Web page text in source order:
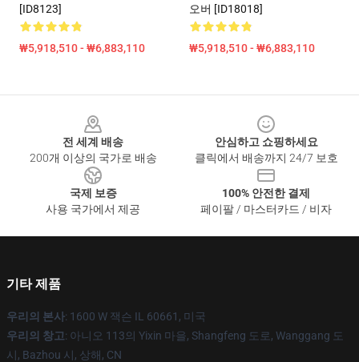
[ID8123]
₩5,918,510 - ₩6,883,110
오버 [ID18018]
₩5,918,510 - ₩6,883,110
전 세계 배송
200개 이상의 국가로 배송
안심하고 쇼핑하세요
클릭에서 배송까지 24/7 보호
국제 보증
사용 국가에서 제공
100% 안전한 결제
페이팔 / 마스터카드 / 비자
기타 제품
우리의 본사: 1600 W 잭슨 IL 60661, 미국
우리의 창고: 아니오 113의 Yixin 마을, Shangfeng 도로, Wanggang 도
시, Bazhou 시, 상해, CN